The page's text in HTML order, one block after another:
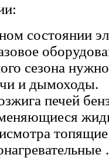
состоянии
сезона
и дымоходы.
печей